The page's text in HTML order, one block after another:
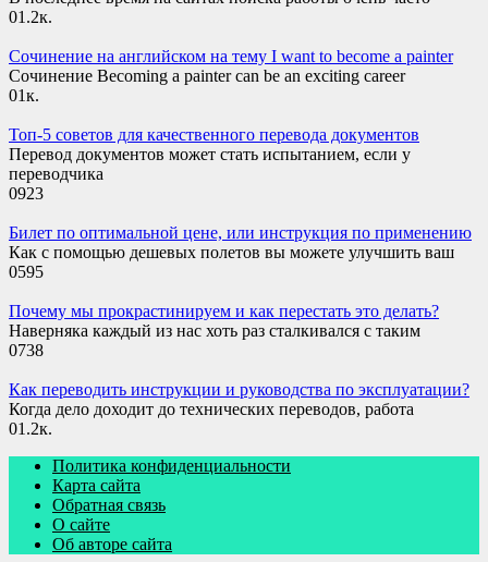
01.2к.
Сочинение на английском на тему I want to become a painter
Сочинение Becoming a painter can be an exciting career
01к.
Топ-5 советов для качественного перевода документов
Перевод документов может стать испытанием, если у
переводчика
0923
Билет по оптимальной цене, или инструкция по применению
Как с помощью дешевых полетов вы можете улучшить ваш
0595
Почему мы прокрастинируем и как перестать это делать?
Наверняка каждый из нас хоть раз сталкивался с таким
0738
Как переводить инструкции и руководства по эксплуатации?
Когда дело доходит до технических переводов, работа
01.2к.
Политика конфиденциальности
Карта сайта
Обратная связь
О сайте
Об авторе сайта